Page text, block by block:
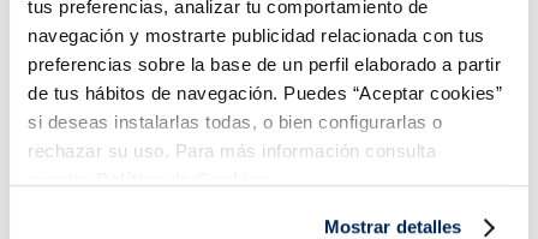
tus preferencias, analizar tu comportamiento de
navegación y mostrarte publicidad relacionada con tus
preferencias sobre la base de un perfil elaborado a partir
de tus hábitos de navegación. Puedes “Aceptar cookies”
si deseas instalarlas todas, o bien configurarlas o
rechazar su uso. Para más información consulta
Mostrar detalles